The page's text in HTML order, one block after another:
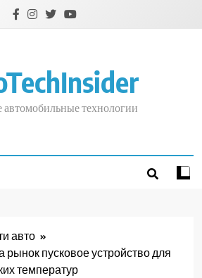
автомобильные технологии
авто
рынок пусковое устройство для
температур